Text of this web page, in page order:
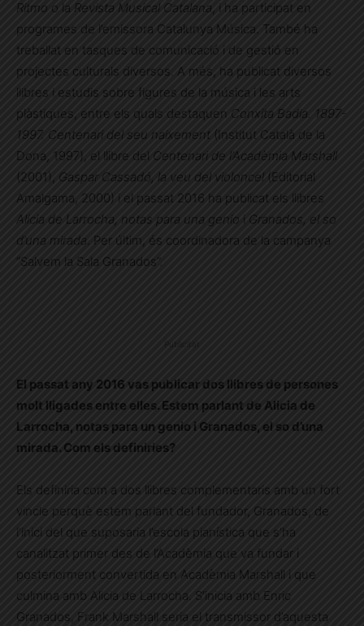
Ritmo o la Revista Musical Catalana, i ha participat en
programes de l’emissora Catalunya Música. També ha
treballat en tasques de comunicació i de gestió en
projectes culturals diversos. A més, ha publicat diversos
llibres i estudis sobre figures de la música i les arts
plàstiques, entre els quals destaquen Conxita Badia. 1897-
1997. Centenari del seu naixement (Institut Català de la
Dona, 1997), el llibre del Centenari de l’Acadèmia Marshall
(2001), Gaspar Cassadó, la veu del violoncel (Editorial
Amalgama, 2000) i el passat 2016 ha publicat els llibres
Alicia de Larrocha, notas para una genio i Granados, el so
d’una mirada. Per últim, és coordinadora de la campanya
“Salvem la Sala Granados”.
El passat any 2016 vas publicar dos llibres de persones
molt lligades entre elles. Estem parlant de Alicia de
Larrocha, notas para un genio i Granados, el so d’una
mirada. Com els definiries?
Els definiria com a dos llibres complementaris amb un fort
vincle perquè estem parlant del fundador, Granados, de
l’inici del que suposaria l’escola pianística que s’ha
canalitzat primer des de l’Acadèmia que va fundar i
posteriorment convertida en Acadèmia Marshall i que
culmina amb Alicia de Larrocha. S’inicia amb Enric
Granados, Frank Marshall seria el transmissor d’aquesta